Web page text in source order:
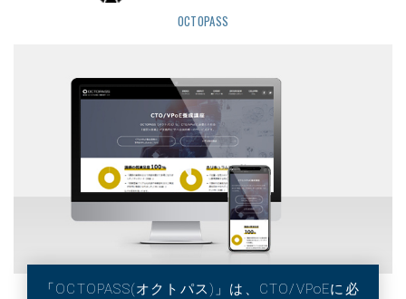
OCTOPASS
「OCTOPASS(オクトパス)」は、CTO/VPoEに必